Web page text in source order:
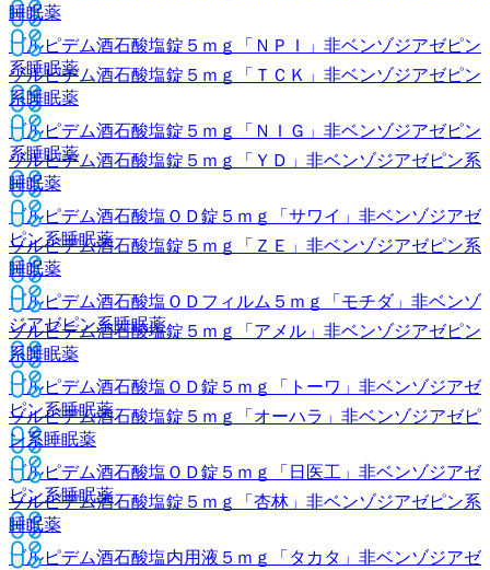
ゾルピデム酒石酸塩錠５ｍｇ「ＮＰＩ」 非ベンゾジアゼピン
系睡眠薬
ゾルピデム酒石酸塩錠５ｍｇ「ＮＩＧ」 非ベンゾジアゼピン
系睡眠薬
ゾルピデム酒石酸塩ＯＤ錠５ｍｇ「サワイ」 非ベンゾジアゼ
ピン系睡眠薬
ゾルピデム酒石酸塩ＯＤフィルム５ｍｇ「モチダ」 非ベンゾ
ジアゼピン系睡眠薬
ゾルピデム酒石酸塩ＯＤ錠５ｍｇ「トーワ」 非ベンゾジアゼ
ピン系睡眠薬
ゾルピデム酒石酸塩ＯＤ錠５ｍｇ「日医工」 非ベンゾジアゼ
ピン系睡眠薬
ゾルピデム酒石酸塩内用液５ｍｇ「タカタ」 非ベンゾジアゼ
睡眠薬
ゾルピデム酒石酸塩錠５ｍｇ「ＴＣＫ」 非ベンゾジアゼピン
系睡眠薬
ゾルピデム酒石酸塩錠５ｍｇ「ＹＤ」 非ベンゾジアゼピン系
睡眠薬
ゾルピデム酒石酸塩錠５ｍｇ「ＺＥ」 非ベンゾジアゼピン系
睡眠薬
ゾルピデム酒石酸塩錠５ｍｇ「アメル」 非ベンゾジアゼピン
系睡眠薬
ゾルピデム酒石酸塩錠５ｍｇ「オーハラ」 非ベンゾジアゼピ
ン系睡眠薬
ゾルピデム酒石酸塩錠５ｍｇ「杏林」 非ベンゾジアゼピン系
睡眠薬